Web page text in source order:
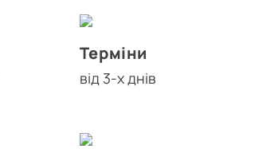
Терміни
від 3-х днів